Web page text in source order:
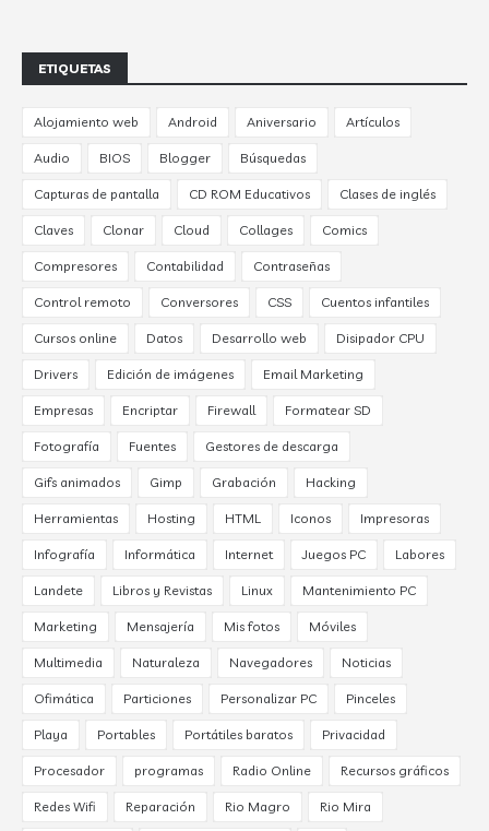
ETIQUETAS
Alojamiento web Android Aniversario Artículos
Audio BIOS Blogger Búsquedas
Capturas de pantalla CD ROM Educativos Clases de inglés
Claves Clonar Cloud Collages Comics
Compresores Contabilidad Contraseñas
Control remoto Conversores CSS Cuentos infantiles
Cursos online Datos Desarrollo web Disipador CPU
Drivers Edición de imágenes Email Marketing
Empresas Encriptar Firewall Formatear SD
Fotografía Fuentes Gestores de descarga
Gifs animados Gimp Grabación Hacking
Herramientas Hosting HTML Iconos Impresoras
Infografía Informática Internet Juegos PC Labores
Landete Libros y Revistas Linux Mantenimiento PC
Marketing Mensajería Mis fotos Móviles
Multimedia Naturaleza Navegadores Noticias
Ofimática Particiones Personalizar PC Pinceles
Playa Portables Portátiles baratos Privacidad
Procesador programas Radio Online Recursos gráficos
Redes Wifi Reparación Rio Magro Rio Mira